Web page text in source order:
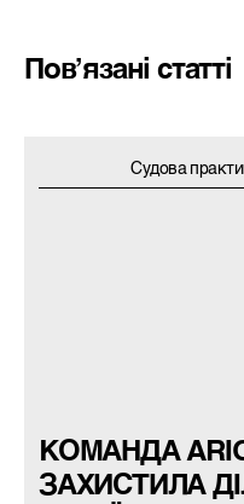
Пов’язані статті
Судова
КОМАНДА
ЗАХИСТИЛА